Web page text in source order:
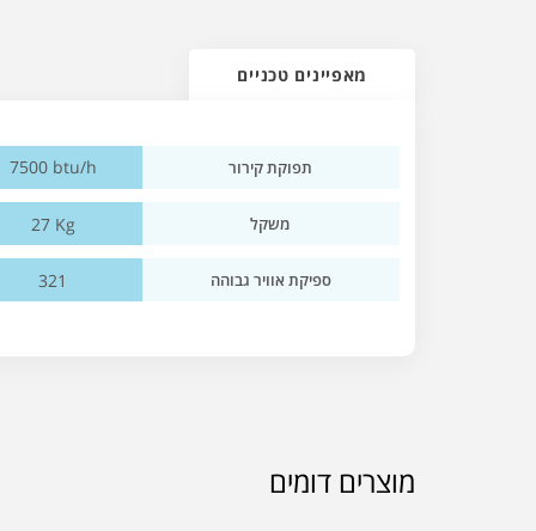
מאפיינים טכניים
תפוקת קירור 7500 btu/h
משקל 27 Kg
ספיקת אוויר גבוהה 321
מוצרים דומים